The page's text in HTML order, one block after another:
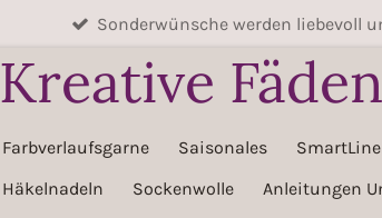
Sonderwünsche werden liebevoll
Kreative Fäden
Farbverlaufsgarne Saisonales
Häkelnadeln
Sockenwolle Anleitungen